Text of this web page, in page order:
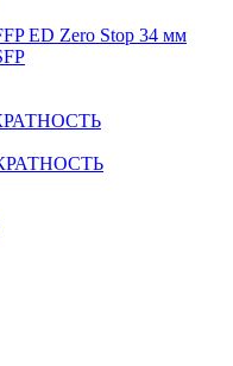
ED Zero Stop 34 мм